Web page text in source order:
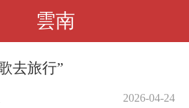
雲南
去旅行”
2026-04-24